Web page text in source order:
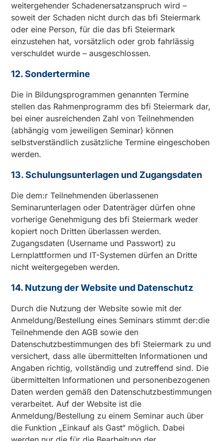
weitergehender Schadenersatzanspruch wird –
soweit der Schaden nicht durch das bfi Steiermark
oder eine Person, für die das bfi Steiermark
einzustehen hat, vorsätzlich oder grob fahrlässig
verschuldet wurde – ausgeschlossen.
12. Sondertermine
Die in Bildungsprogrammen genannten Termine
stellen das Rahmenprogramm des bfi Steiermark dar,
bei einer ausreichenden Zahl von Teilnehmenden
(abhängig vom jeweiligen Seminar) können
selbstverständlich zusätzliche Termine eingeschoben
werden.
13. Schulungsunterlagen und Zugangsdaten
Die dem:r Teilnehmenden überlassenen
Seminarunterlagen oder Datenträger dürfen ohne
vorherige Genehmigung des bfi Steiermark weder
kopiert noch Dritten überlassen werden.
Zugangsdaten (Username und Passwort) zu
Lernplattformen und IT-Systemen dürfen an Dritte
nicht weitergegeben werden.
14. Nutzung der Website und Datenschutz
Durch die Nutzung der Website sowie mit der
Anmeldung/Bestellung eines Seminars stimmt der:die
Teilnehmende den AGB sowie den
Datenschutzbestimmungen des bfi Steiermark zu und
versichert, dass alle übermittelten Informationen und
Angaben richtig, vollständig und zutreffend sind. Die
übermittelten Informationen und personenbezogenen
Daten werden gemäß den Datenschutzbestimmungen
verarbeitet. Auf der Website ist die
Anmeldung/Bestellung zu einem Seminar auch über
die Funktion „Einkauf als Gast“ möglich. Dabei